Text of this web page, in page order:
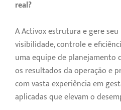
real?
A Activox estrutura e gere
visibilidade, controle e
uma equipe de planejamento
os resultados da operação e
com vasta experiência em
aplicadas que elevam o